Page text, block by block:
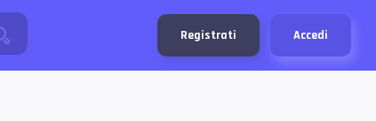
Registrati Accedi